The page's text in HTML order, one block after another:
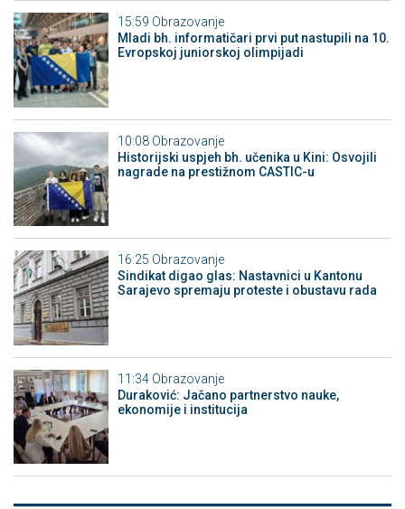
15:59 Obrazovanje
Mladi bh. informatičari prvi put nastupili na 10.
Evropskoj juniorskoj olimpijadi
10:08 Obrazovanje
Historijski uspjeh bh. učenika u Kini: Osvojili
nagrade na prestižnom CASTIC-u
16:25 Obrazovanje
Sindikat digao glas: Nastavnici u Kantonu
Sarajevo spremaju proteste i obustavu rada
11:34 Obrazovanje
Duraković: Jačano partnerstvo nauke,
ekonomije i institucija